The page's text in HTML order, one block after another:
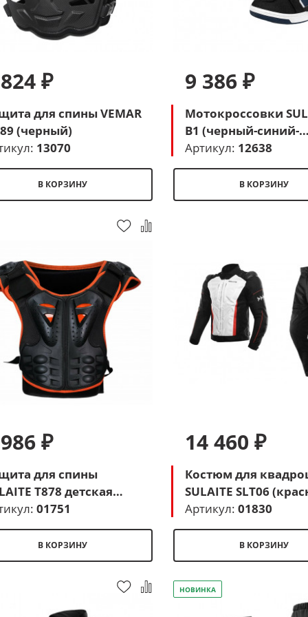
₽
для спины VEMAR
(черный)
13070
В КОРЗИНУ
9 386 ₽
Мотокроссовки
B1 (черный-синий-
бежевый)
Артикул: 12638
В КОРЗИНУ
₽
для спины
T878 детская
красный)
01751
В КОРЗИНУ
14 460 ₽
Костюм для
SULAITE SLT06
белый-черный)
Артикул:01830
В КОРЗИНУ
НОВИНКА